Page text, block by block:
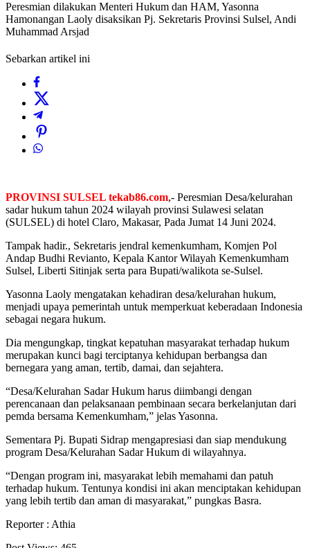
Peresmian dilakukan Menteri Hukum dan HAM, Yasonna
Hamonangan Laoly disaksikan Pj. Sekretaris Provinsi Sulsel, Andi
Muhammad Arsjad
Sebarkan artikel ini
PROVINSI SULSEL tekab86.com,- Peresmian Desa/kelurahan
sadar hukum tahun 2024 wilayah provinsi Sulawesi selatan
(SULSEL) di hotel Claro, Makasar, Pada Jumat 14 Juni 2024.
Tampak hadir., Sekretaris jendral kemenkumham, Komjen Pol
Andap Budhi Revianto, Kepala Kantor Wilayah Kemenkumham
Sulsel, Liberti Sitinjak serta para Bupati/walikota se-Sulsel.
Yasonna Laoly mengatakan kehadiran desa/kelurahan hukum,
menjadi upaya pemerintah untuk memperkuat keberadaan Indonesia
sebagai negara hukum.
Dia mengungkap, tingkat kepatuhan masyarakat terhadap hukum
merupakan kunci bagi terciptanya kehidupan berbangsa dan
bernegara yang aman, tertib, damai, dan sejahtera.
“Desa/Kelurahan Sadar Hukum harus diimbangi dengan
perencanaan dan pelaksanaan pembinaan secara berkelanjutan dari
pemda bersama Kemenkumham,” jelas Yasonna.
Sementara Pj. Bupati Sidrap mengapresiasi dan siap mendukung
program Desa/Kelurahan Sadar Hukum di wilayahnya.
“Dengan program ini, masyarakat lebih memahami dan patuh
terhadap hukum. Tentunya kondisi ini akan menciptakan kehidupan
yang lebih tertib dan aman di masyarakat,” pungkas Basra.
Reporter : Athia